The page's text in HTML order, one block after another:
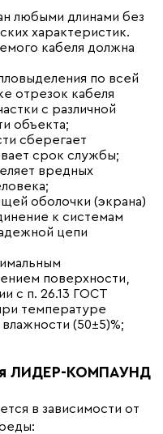
любыми длинами без
характеристик.
кабеля должна
по всей
отрезок кабеля
с различной
объекта;
сберегает
срок службы;
вредных
оболочки (экрана)
к системам
цепи
поверхности,
с п. 26.13 ГОСТ
температуре
(50±5)%;
ЛИДЕР-КОМПАУНД
в зависимости от